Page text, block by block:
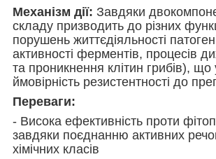
Механізм дії: Завдяки
складу призводить до різних
порушень життєдіяльності
активності ферментів, процесів
та проникнення клітин грибів), що
ймовірність резистентності до
Переваги:
- Висока ефективність проти
завдяки поєднанню активних
хімічних класів